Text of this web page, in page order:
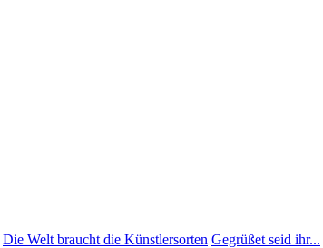
Die Welt braucht die Künstlersorten Gegrüßet seid ihr...